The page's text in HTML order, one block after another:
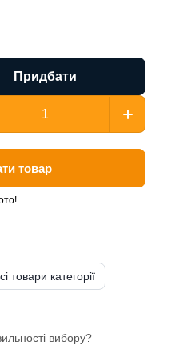
Придбати
товар
товари категорії
вибору?